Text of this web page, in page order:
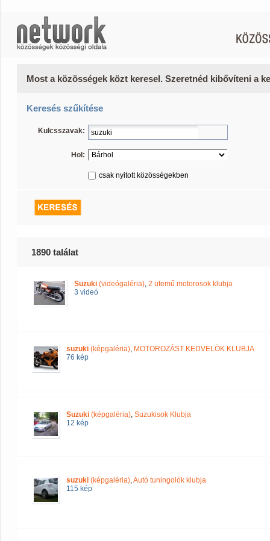
Most a közösségek közt keresel. Szeretnéd kibővíteni a
Keresés szűkítése
Kulcsszavak:
Hol:
csak nyitott közösségekben
1890 találat
Suzuki (videógaléria), 2 ütemű motorosok klubja
3 videó
suzuki (képgaléria), MOTOROZÁST KEDVELÖK KLUBJA
76 kép
Suzuki (képgaléria), Suzukisok Klubja
12 kép
suzuki (képgaléria),Autó tuningolók klubja
115 kép